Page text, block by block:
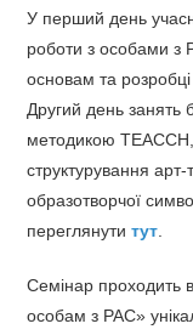
У перший день
роботи з особами з
основам та розробці
Другий день занять
методикою ТЕАССН,
структурування
образотворчої
переглянутитут
Семінар проходить
особам з РАС»